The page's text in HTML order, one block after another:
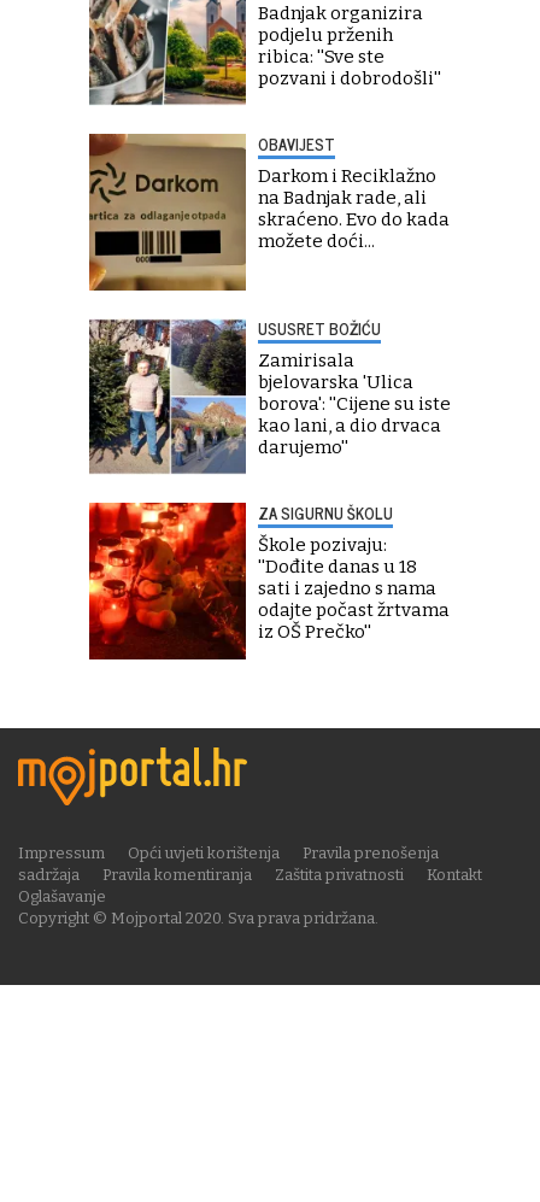
Badnjak organizira
podjelu prženih
ribica: ''Sve ste
pozvani i dobrodošli''
OBAVIJEST
Darkom i Reciklažno
na Badnjak rade, ali
skraćeno. Evo do kada
možete doći...
USUSRET BOŽIĆU
Zamirisala
bjelovarska 'Ulica
borova': ''Cijene su iste
kao lani, a dio drvaca
darujemo''
ZA SIGURNU ŠKOLU
Škole pozivaju:
''Dođite danas u 18
sati i zajedno s nama
odajte počast žrtvama
iz OŠ Prečko''
Copyright © Mojportal 2020. Sva prava pridržana.
Impressum Opći uvjeti korištenja
Pravila prenošenja
sadržaja
Pravila komentiranja Zaštita privatnosti
Kontakt
Oglašavanje